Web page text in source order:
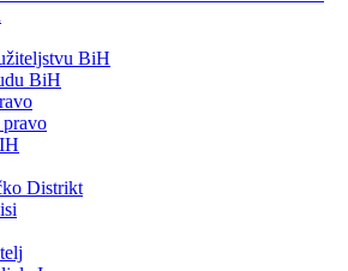
BiH
BiH
pravo
Distrikt